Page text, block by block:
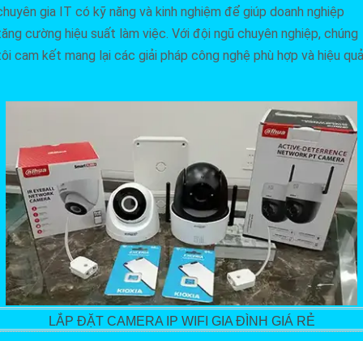
gia IT có kỹ năng và kinh nghiệm để giúp doanh nghiệp
cường hiệu suất làm việc. Với đội ngũ chuyên nghiệp, chúng
cam kết mang lại các giải pháp công nghệ phù hợp và hiệu quả
LẮP ĐẶT CAMERA IP WIFI GIA ĐÌNH GIÁ RẺ